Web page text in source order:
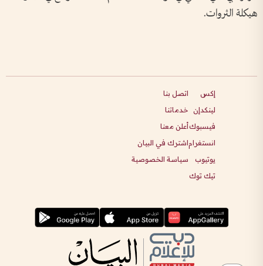
هيكلة الثروات.
إكس
لينكدإن
فيسبوك
انستغرام
يوتيوب
تيك توك
اتصل بنا
خدماتنا
أعلن معنا
اشترك في البيان
سياسة الخصوصية